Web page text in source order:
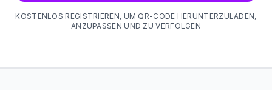
KOSTENLOS REGISTRIEREN, UM QR-CODE HERUNTERZULADEN,
ANZUPASSEN UND ZU VERFOLGEN